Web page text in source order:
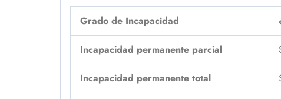
Grado de Incapacidad
Incapacidad permanente parcial
Incapacidad permanente total